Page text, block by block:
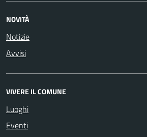
NOVITÀ
Notizie
Avvisi
VIVERE IL COMUNE
Luoghi
Eventi